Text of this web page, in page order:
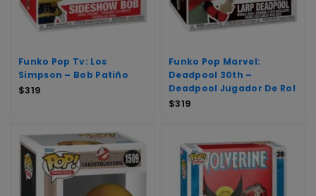
Funko Pop Tv: Los
Simpson – Bob Patiño
$319
Funko Pop Marvel:
Deadpool 30th –
Deadpool Jugador De Rol
$319